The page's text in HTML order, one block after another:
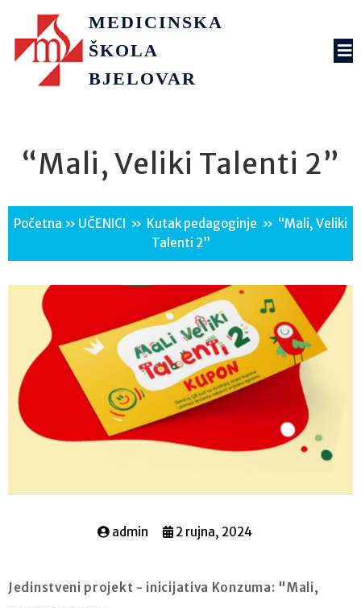
MEDICINSKA
ŠKOLA
BJELOVAR
“Mali, Veliki Talenti 2”
Početna » UČENICI » Kutak pedagoginje » “Mali, Veliki
Talenti 2”
admin 2 rujna, 2024
Jedinstveni projekt - inicijativa Konzuma: "Mali,